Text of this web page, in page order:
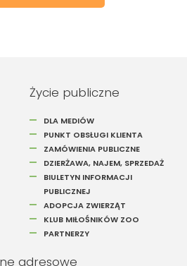
Życie publiczne
DLA MEDIÓW
PUNKT OBSŁUGI KLIENTA
ZAMÓWIENIA PUBLICZNE
DZIERŻAWA, NAJEM, SPRZEDAŻ
BIULETYN INFORMACJI
PUBLICZNEJ
ADOPCJA ZWIERZĄT
KLUB MIŁOŚNIKÓW ZOO
PARTNERZY
adresowe